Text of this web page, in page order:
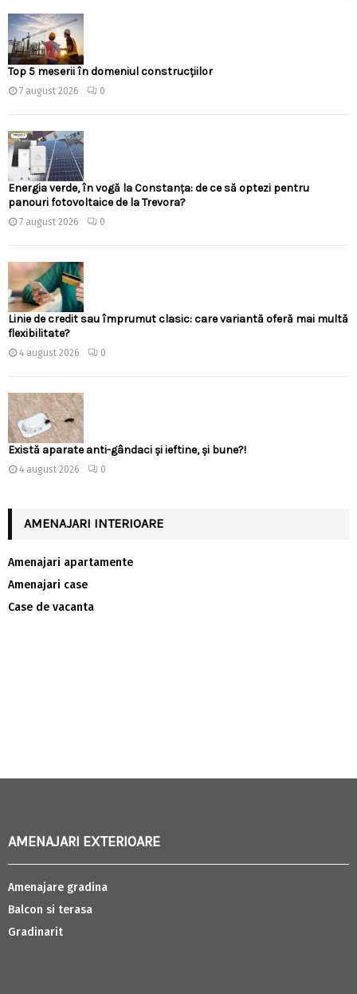
Top 5 meserii în domeniul construcțiilor
7 august 2026 0
Energia verde, în vogă la Constanța: de ce să optezi pentru
panouri fotovoltaice de la Trevora?
7 august 2026 0
Linie de credit sau împrumut clasic: care variantă oferă mai multă
flexibilitate?
4 august 2026 0
Există aparate anti-gândaci și ieftine, și bune?!
4 august 2026 0
AMENAJARI INTERIOARE
Amenajari apartamente
Amenajari case
Case de vacanta
AMENAJARI EXTERIOARE
Amenajare gradina
Balcon si terasa
Gradinarit